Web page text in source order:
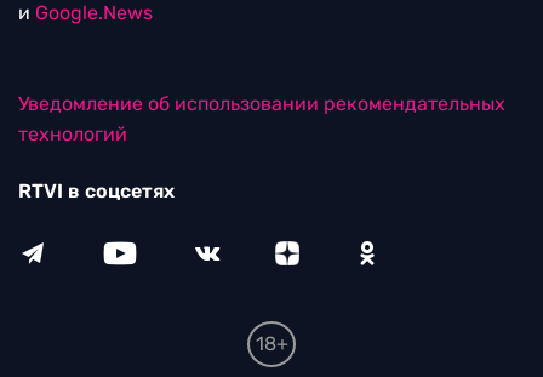
и Google.News
Уведомление об использовании рекомендательных
технологий
RTVI в соцсетях
18+